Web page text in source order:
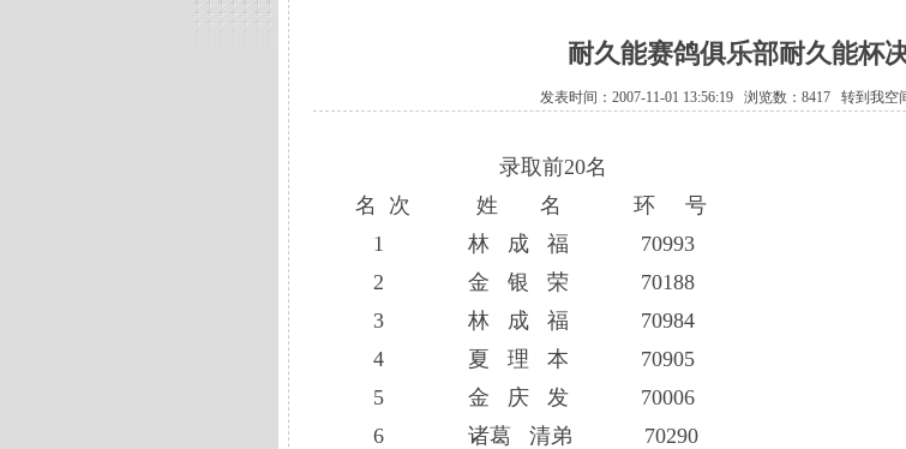
耐久能赛鸽俱乐部耐久能杯
发表时间：2007-11-01 13:56:19 浏览数：8417 转到我空
录取前20名
名 次 姓 名 环 号
1 林 成 福 70993
2 金 银 荣 70188
3 林 成 福 70984
4 夏 理 本 70905
5 金 庆 发 70006
6 诸葛 清弟 70290